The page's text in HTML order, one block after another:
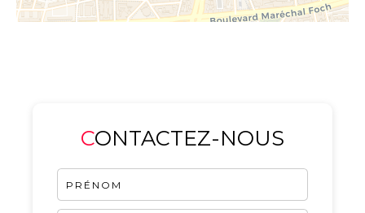
CONTACTEZ-NOUS